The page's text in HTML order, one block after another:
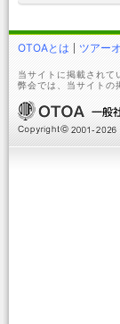
OTOAとは ツアー
当サイトに掲載され
弊会では、当サイトの